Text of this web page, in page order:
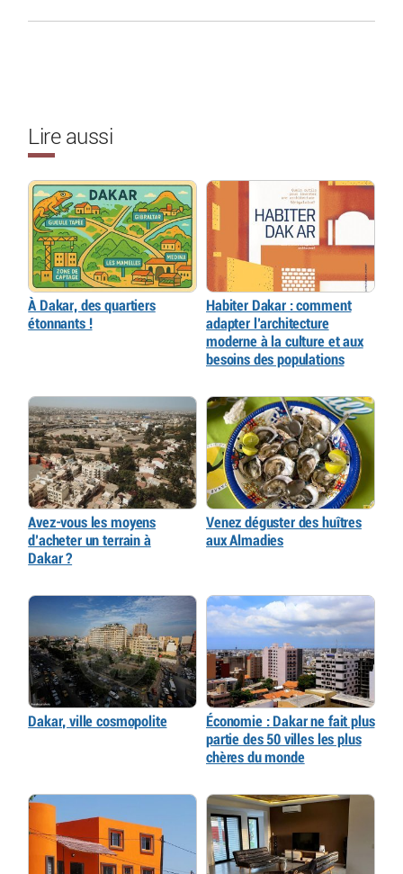
Lire aussi
À Dakar, des quartiers
étonnants !
Habiter Dakar : comment
adapter l’architecture
moderne à la culture et aux
besoins des populations
Avez-vous les moyens
d’acheter un terrain à
Dakar ?
Venez déguster des huîtres
aux Almadies
Dakar, ville cosmopolite
Économie : Dakar ne fait plus
partie des 50 villes les plus
chères du monde